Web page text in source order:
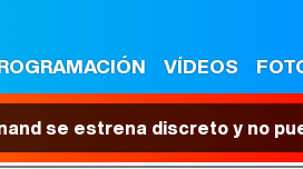
VÍDEOS
se estrena discreto y no